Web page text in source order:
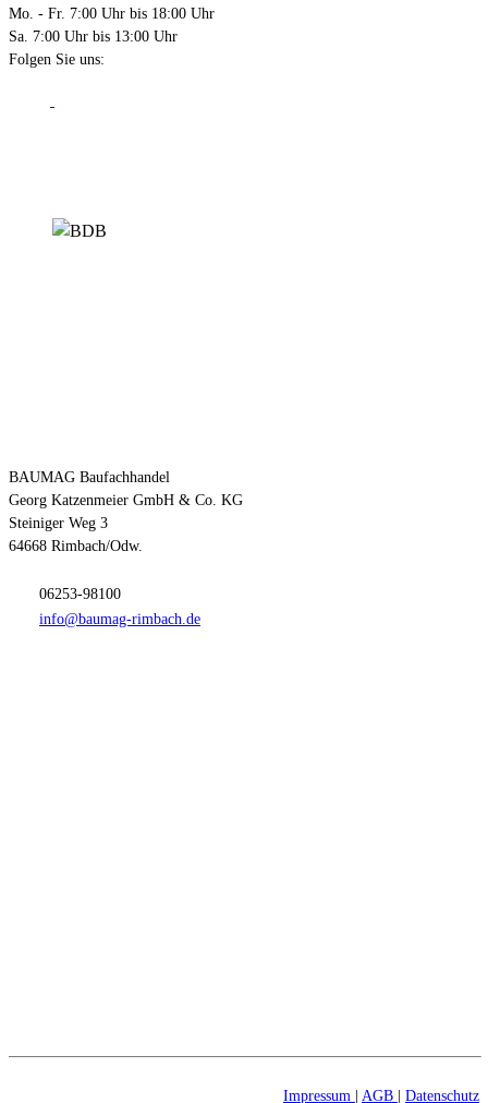
Mo. - Fr. 7:00 Uhr bis 18:00 Uhr
Sa. 7:00 Uhr bis 13:00 Uhr
Folgen Sie uns:
BAUMAG Baufachhandel
Georg Katzenmeier GmbH & Co. KG
Steiniger Weg 3
64668 Rimbach/Odw.
06253-98100
info@baumag-rimbach.de
Impressum AGB Datenschutz